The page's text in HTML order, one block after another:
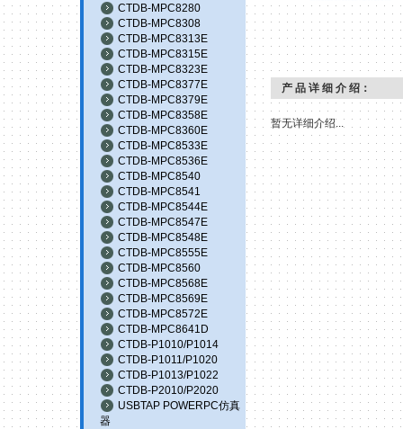
CTDB-MPC8280
CTDB-MPC8308
CTDB-MPC8313E
CTDB-MPC8315E
CTDB-MPC8323E
CTDB-MPC8377E
CTDB-MPC8379E
CTDB-MPC8358E
CTDB-MPC8360E
CTDB-MPC8533E
CTDB-MPC8536E
CTDB-MPC8540
CTDB-MPC8541
CTDB-MPC8544E
CTDB-MPC8547E
CTDB-MPC8548E
CTDB-MPC8555E
CTDB-MPC8560
CTDB-MPC8568E
CTDB-MPC8569E
CTDB-MPC8572E
CTDB-MPC8641D
CTDB-P1010/P1014
CTDB-P1011/P1020
CTDB-P1013/P1022
CTDB-P2010/P2020
USBTAP POWERPC仿真
器
产 品 详 细 介 绍：
暂无详细介绍...